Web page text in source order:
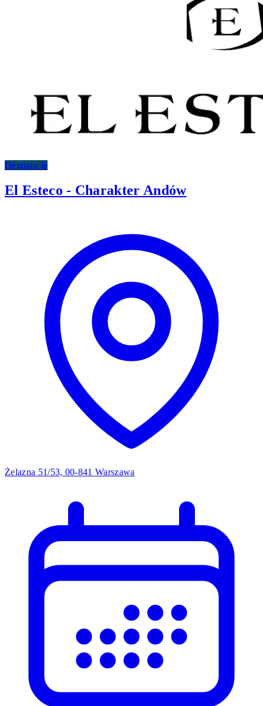
Degustacje
El Esteco - Charakter Andów
Żelazna 51/53, 00-841 Warszawa